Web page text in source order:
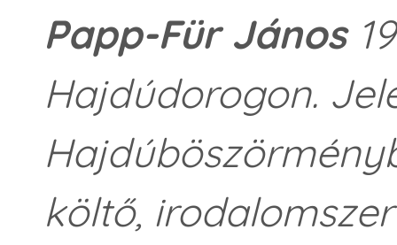
Papp-Für János
Hajdúdorogon.
költő,